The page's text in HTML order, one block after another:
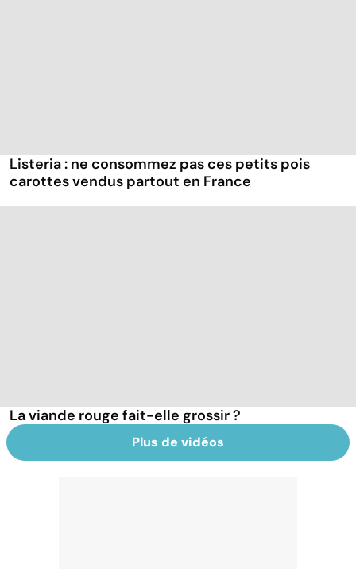
Listeria : ne consommez pas ces petits pois
carottes vendus partout en France
La viande rouge fait-elle grossir ?
Plus de vidéos